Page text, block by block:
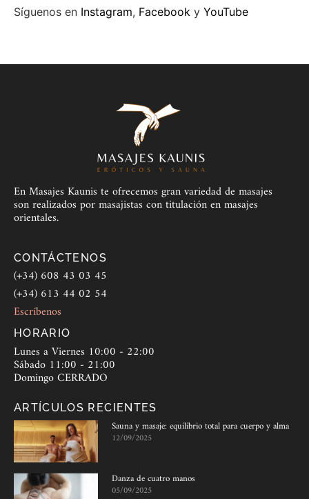
Síguenos en Instagram, Facebook y YouTube
En Masajes Kaunis te ofrecemos gran variedad de masajes
son realizados por masajistas con titulación en masajes
orientales.
CONTÁCTENOS
(+34) 608 43 03 45
(+34) 613 44 02 54
Escríbenos
HORARIO
Lunes a Viernes 10:00 - 22:00
Sábado 11:00 - 21:00
Domingo CERRADO
ARTÍCULOS RECIENTES
Sauna y masaje: equilibrio total para cuerpo y alma
12/09/2025
Danza de cuatro manos
05/09/2025